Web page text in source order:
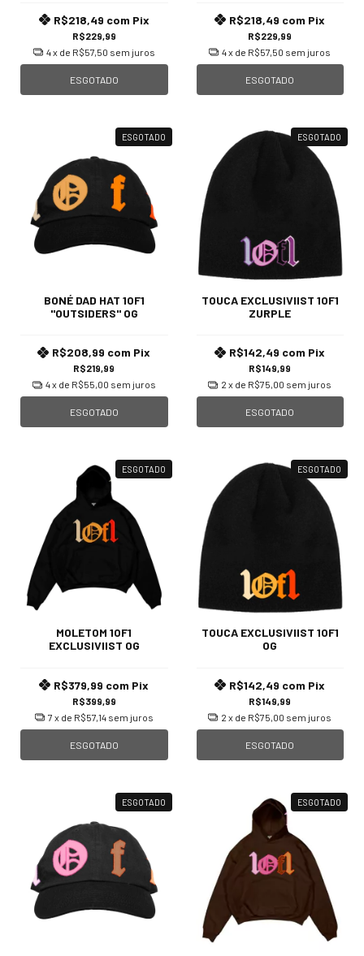
R$229,99
R$218,49 com Pix
4x de R$57,50 sem juros
ESGOTADO
R$229,99
R$218,49 com Pix
4x de R$57,50 sem juros
ESGOTADO
ESGOTADO
BONÉ DAD HAT 1OF1
"OUTSIDERS" OG
R$219,99
R$208,99 com Pix
4x de R$55,00 sem juros
ESGOTADO
ESGOTADO
TOUCA EXCLUSIVIIST 1OF1
ZURPLE
R$149,99
R$142,49 com Pix
2 x de R$75,00 sem juros
ESGOTADO
ESGOTADO
MOLETOM 1OF1
EXCLUSIVIIST OG
R$399,99
R$379,99 com Pix
7 x de R$57,14 sem juros
ESGOTADO
ESGOTADO
TOUCA EXCLUSIVIIST 1OF1
OG
R$149,99
R$142,49 com Pix
2 x de R$75,00 sem juros
ESGOTADO
ESGOTADO ESGOTADO